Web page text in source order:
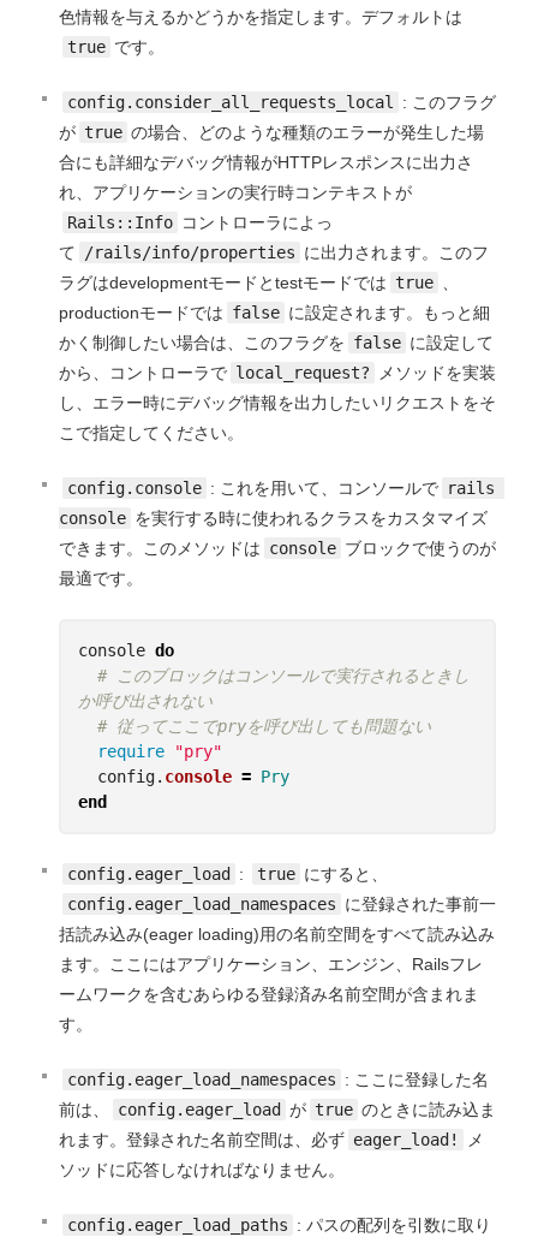
色情報を与えるかどうかを指定します。デフォルトは
true です。
config.consider_all_requests_local : このフラグ
が true の場合、どのような種類のエラーが発生した場
合にも詳細なデバッグ情報がHTTPレスポンスに出力さ
れ、アプリケーションの実行時コンテキストが
Rails::Info コントローラによっ
て /rails/info/properties に出力されます。このフ
ラグはdevelopmentモードとtestモードでは true 、
productionモードでは false に設定されます。もっと細
かく制御したい場合は、このフラグを false に設定して
から、コントローラで local_request?
メソッドを実装
し、エラー時にデバッグ情報を出力したいリクエストをそ
こで指定してください。
config.console : これを用いて、コンソールで rails
console を実行する時に使われるクラスをカスタマイズ
できます。このメソッドは console ブロックで使うのが
最適です。
console do
# このブロックはコンソールで実行されるときし
か呼び出されない
# 従ってここでpryを呼び出しても問題ない
require
"pry"
config. console = Pry
end
config.eager_load : true にすると、
config.eager_load_namespaces に登録された事前一
括読み込み(eager loading)用の名前空間をすべて読み込み
ます。ここにはアプリケーション、エンジン、Railsフレ
ームワークを含むあらゆる登録済み名前空間が含まれま
す。
config.eager_load_namespaces : ここに登録した名
前は、
config.eager_load が true のときに読み込ま
れます。登録された名前空間は、必ず eager_load!
メ
ソッドに応答しなければなりません。
config.eager_load_paths : パスの配列を引数に取り